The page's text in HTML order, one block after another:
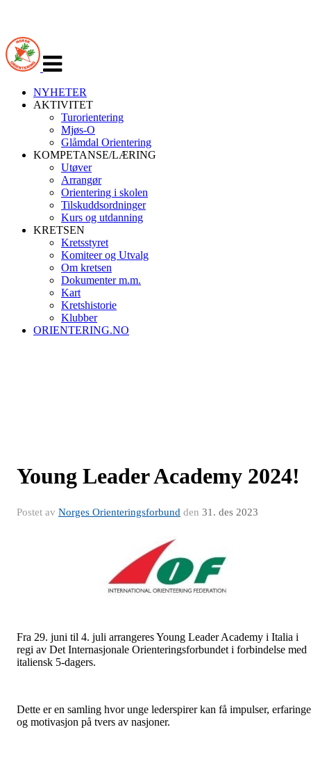
navigasjon
NYHETER
AKTIVITET
Turorientering
Mjøs-O
Glåmdal Orientering
KOMPETANSE/LÆRING
Utøver
Arrangør
Orientering i skolen
Tilskuddsordninger
Kurs og utdanning
KRETSEN
Kretsstyret
Komiteer og Utvalg
Om kretsen
Dokumenter m.m.
Kart
Kretshistorie
Klubber
ORIENTERING.NO
Young Leader Academy 2024!
Postet av Norges Orienteringsforbund den 31. des 2023
Fra 29. juni til 4. juli arrangeres Young Leader Academy i Italia i
regi av Det Internasjonale Orienteringsforbundet i forbindelse med
italiensk 5-dagers.
Dette er en samling hvor unge lederspirer kan få impulser,
og motivasjon på tvers av nasjoner.